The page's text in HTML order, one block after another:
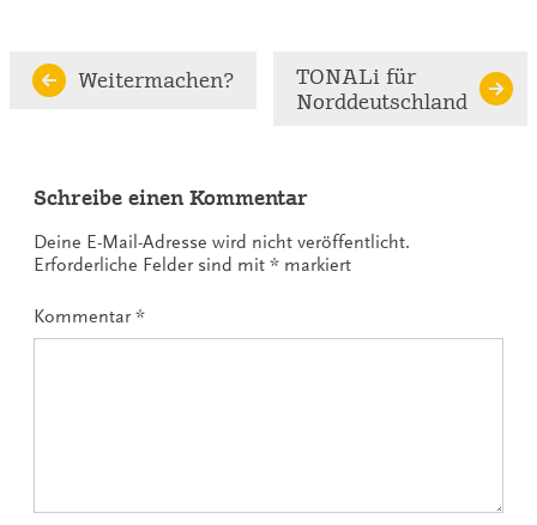
Continue
Reading
Weitermachen?
TONALi für
Norddeutschland
Schreibe einen Kommentar
Deine E-Mail-Adresse wird nicht veröffentlicht.
Erforderliche Felder sind mit * markiert
Kommentar*